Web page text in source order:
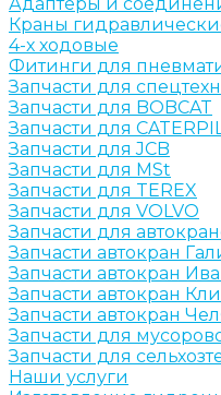
Краны
4-х ходовые
Фитинги для
Запчасти для
Запчасти для BOBCAT
Запчасти для
Запчасти для JCB
Запчасти для MSt
Запчасти для TEREX
Запчасти для VOLVO
Запчасти для
Запчасти автокран
Запчасти автокран
Запчасти автокран
Запчасти автокран
Запчасти для
Запчасти для
Наши услуги